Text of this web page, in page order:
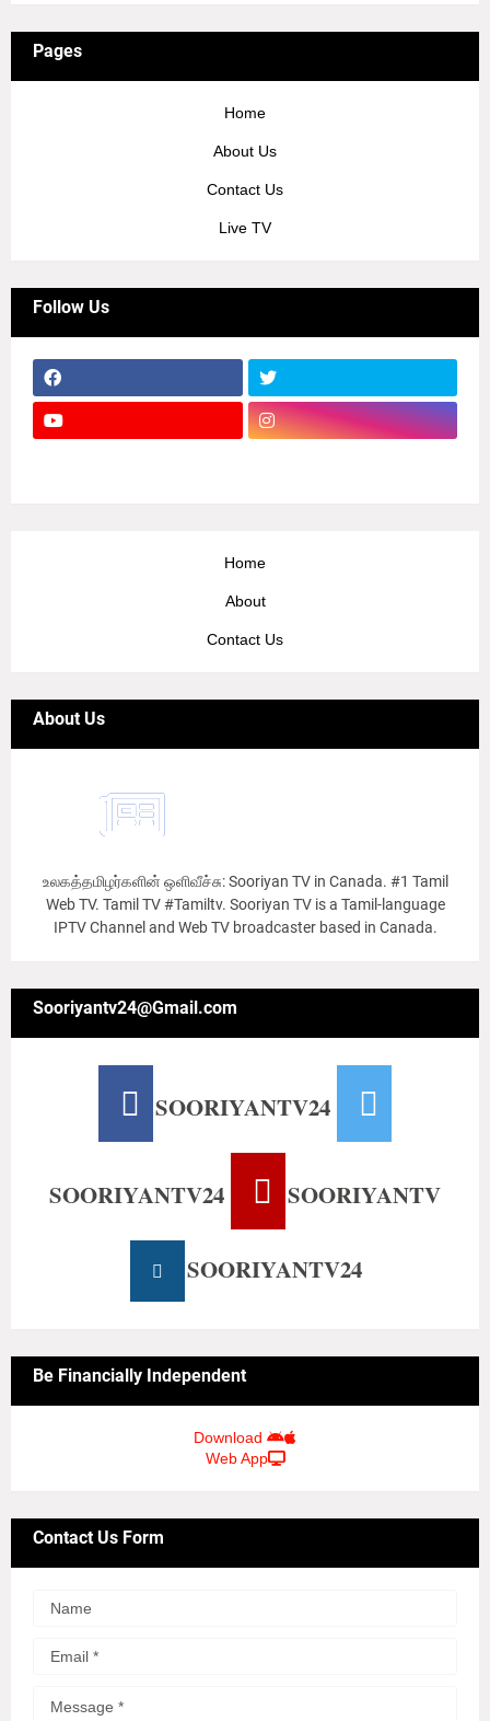
Pages
Home
About Us
Contact Us
Live TV
Follow Us
Home
About
Contact Us
About Us
உலகத்தமிழர்களின் ஒளிவீச்சு: Sooriyan TV in Canada. #1 Tamil
Web TV. Tamil TV #Tamiltv. Sooriyan TV is a Tamil-language
IPTV Channel and Web TV broadcaster based in Canada.
Sooriyantv24@Gmail.com
SOORIYANTV24
SOORIYANTV24 SOORIYANTV
SOORIYANTV24
Be Financially Independent
Download
Web App
Contact Us Form